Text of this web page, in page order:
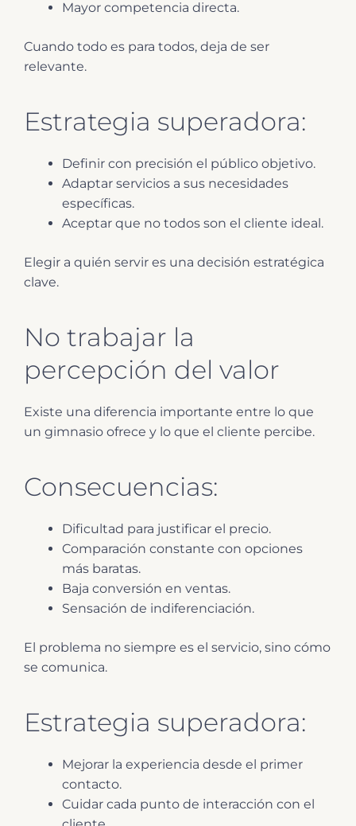
Mayor competencia directa.
Cuando todo es para todos, deja de ser
relevante.
Estrategia superadora:
Definir con precisión el público objetivo.
Adaptar servicios a sus necesidades
específicas.
Aceptar que no todos son el cliente ideal.
Elegir a quién servir es una decisión estratégica
clave.
No trabajar la
percepción del valor
Existe una diferencia importante entre lo que
un gimnasio ofrece y lo que el cliente percibe.
Consecuencias:
Dificultad para justificar el precio.
Comparación constante con opciones
más baratas.
Baja conversión en ventas.
Sensación de indiferenciación.
El problema no siempre es el servicio, sino cómo
se comunica.
Estrategia superadora:
Mejorar la experiencia desde el primer
contacto.
Cuidar cada punto de interacción con el